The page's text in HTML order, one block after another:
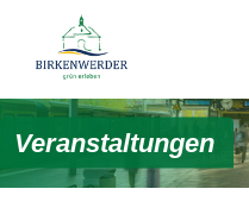
Zum Hauptinhalt springen
Veranstaltungen